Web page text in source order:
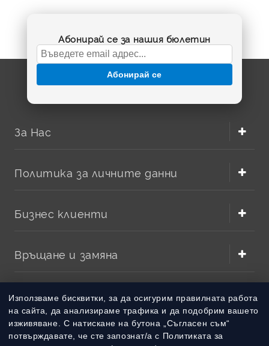
Използваме бисквитки, за да осигурим правилната работа
на сайта, да анализираме трафика и да подобрим вашето
изживяване. С натискане на бутона „Съгласен съм“
потвърждавате, че сте запознат/а с Политиката за
Абонирай се за нашия бюлетин
Абонирай се
За Нас
Политика за личните данни
Бизнес клиенти
Връщане и замяна
Методи на плащане
Методи на доставка